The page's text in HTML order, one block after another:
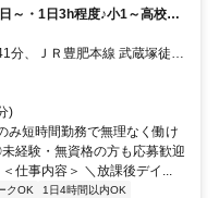
～・1日3h程度♪小1～高校生
分、ＪＲ豊肥本線 武蔵塚徒歩
熊本県熊本市東区神園
)
短時間勤務で無理なく働け
経験・無資格の方も応募歓迎
仕事内容＞ ＼放課後デイ...
クOK
1日4時間以内OK